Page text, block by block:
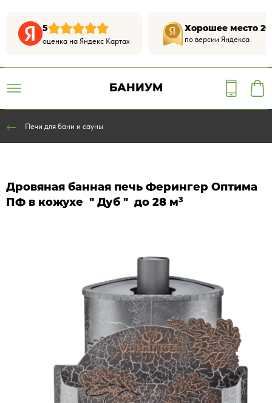
5
оценка на Яндекс Картах
Хорошее место
по версии Яндекса
БАНИУМ
Печи для бани и сауны
Дровяная банная печь Ферингер Оптима
ПФ в кожухе " Дуб " до 28 м³